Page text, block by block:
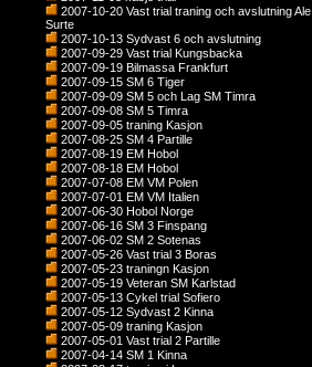
2007-10-20 Vast trial traning och avslutning Ale
Surte
2007-10-13 Sydvast 6 och avslutning
2007-09-29 Vast trial Kungsbacka
2007-09-19 Bilmassa Frankfurt
2007-09-15 SM 6 Tiger
2007-09-09 SM 5 och Lag SM Timra
2007-09-08 SM 5 Timra
2007-09-05 traning Kasjon
2007-08-25 SM 4 Partille
2007-08-19 EM Hobol
2007-08-18 EM Hobol
2007-07-08 EM VM Polen
2007-07-01 EM VM Italien
2007-06-30 Hobol Norge
2007-06-16 SM 3 Finspang
2007-06-02 SM 2 Sotenas
2007-05-26 Vast trial 3 Boras
2007-05-23 traningn Kasjon
2007-05-19 Veteran SM Karlstad
2007-05-13 Cykel trial Sofiero
2007-05-12 Sydvast 2 Kinna
2007-05-09 traning Kasjon
2007-05-01 Vast trial 2 Partille
2007-04-14 SM 1 Kinna